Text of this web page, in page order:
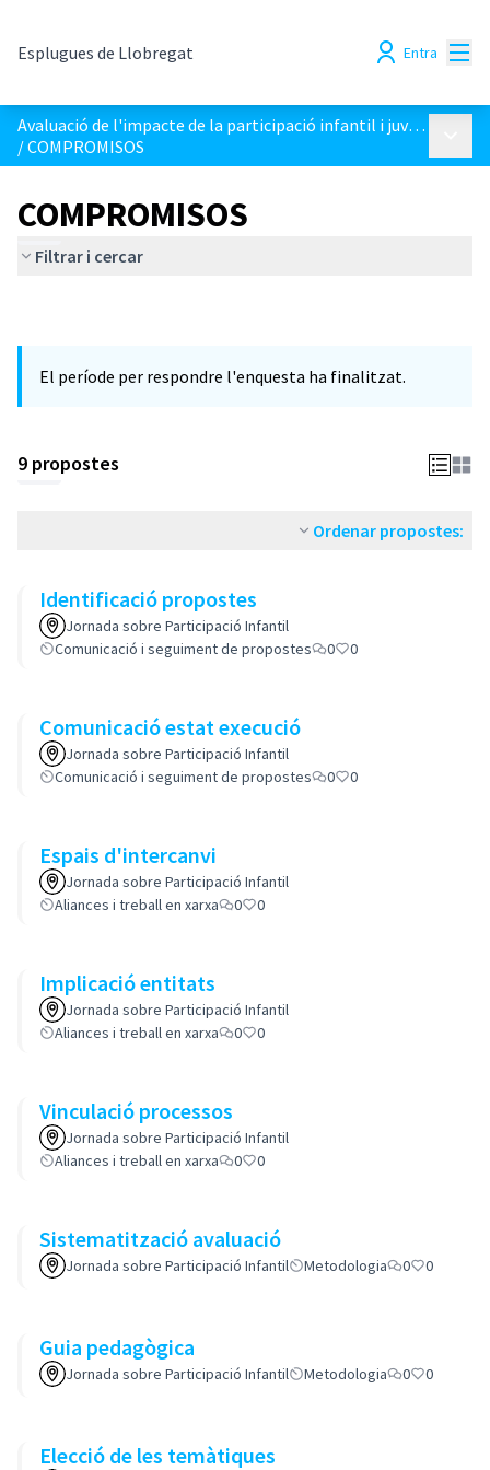
Esplugues de Llobregat Entra
Avaluació de l'impacte de la participació infantil i juvenil
/COMPROMISOS
COMPROMISOS
Filtrar i cercar
El període per respondre l'enquesta ha finalitzat.
9 propostes
Ordenar propostes:
Identificació propostes
Jornada sobre Participació Infantil
Comunicació i seguiment de propostes
0 0
Comunicació estat execució
Jornada sobre Participació Infantil
Comunicació i seguiment de propostes
0 0
Espais d'intercanvi
Jornada sobre Participació Infantil
Aliances i treball en xarxa
0 0
Implicació entitats
Jornada sobre Participació Infantil
Aliances i treball en xarxa
0 0
Vinculació processos
Jornada sobre Participació Infantil
Aliances i treball en xarxa
0 0
Sistematització avaluació
Jornada sobre Participació Infantil Metodologia 0 0
Guia pedagògica
Jornada sobre Participació Infantil Metodologia 0 0
Elecció de les temàtiques